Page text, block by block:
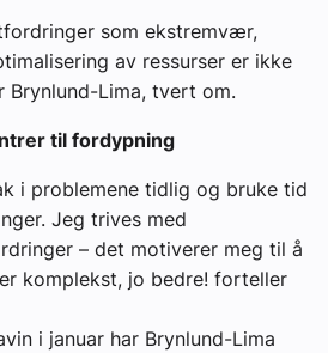
som ekstremvær,
av ressurser er ikke
Brynlund-Lima, tvert om.
til fordypning
i problemene tidlig og bruke tid
Jeg trives med
– det motiverer meg til å
komplekst, jo bedre! forteller
i januar har Brynlund-Lima